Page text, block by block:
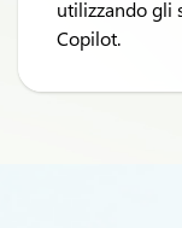
utilizzando gli
Copilot.